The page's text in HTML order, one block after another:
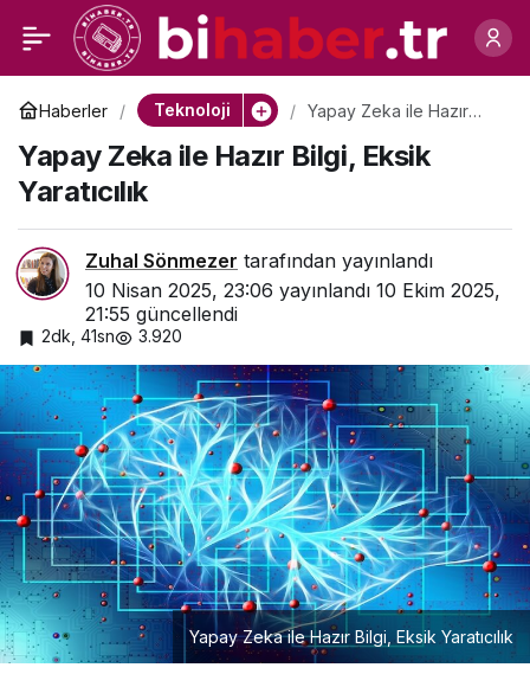
Haberler Teknoloji
Yapay Zeka ile Hazır
Yapay Zeka ile Hazır Bilgi, Eksik
Yaratıcılık
Zuhal Sönmezer tarafından yayınlandı
10 Nisan 2025, 23:06 yayınlandı 10 Ekim 2025,
21:55 güncellendi
2dk, 41sn 3.920
Yapay Zeka ile Hazır Bilgi, Eksik Yaratıcılık
Linkedin’den Etkileşimi
Artıracak Yeni
Güncelleme
0 Paylaş